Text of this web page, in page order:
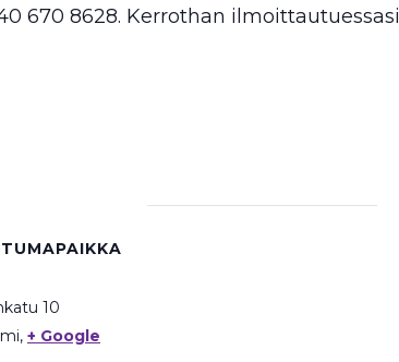
670 8628. Kerrothan ilmoittautuessasi
10
, + Google